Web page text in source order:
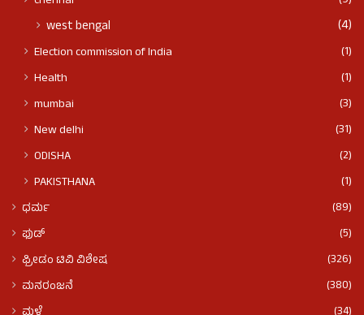
west bengal (4)
Election commission of India
(1)
Health
(1)
mumbai
(3)
New delhi
(31)
ODISHA
(2)
PAKISTHANA
(1)
ಧರ್ಮ
(89)
ಫುಡ್​​
(5)
ಫ್ರೀಡಂ ಟಿವಿ ವಿಶೇಷ
(326)
ಮನರಂಜನೆ
(380)